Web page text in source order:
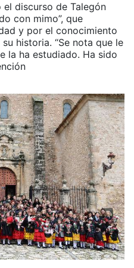
discurso de Talegón
con mimo”, que
y por el conocimiento
historia. “Se nota que le
la ha estudiado. Ha sido